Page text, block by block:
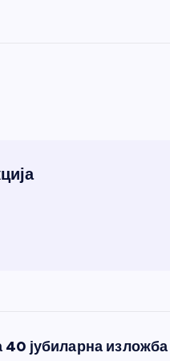
40 јубиларна